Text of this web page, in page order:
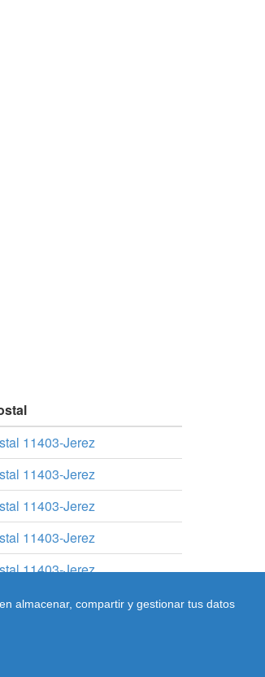
11403-Jerez
11403-Jerez
11403-Jerez
11403-Jerez
11403-Jerez
almacenar, compartir y gestionar tus datos